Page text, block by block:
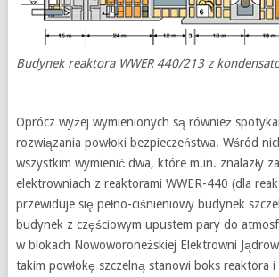
Budynek reaktora WWER 440/213 z
Oprócz wyżej wymienionych są również
rozwiązania powłoki bezpieczeństwa. Wśród
wszystkim wymienić dwa, które m.in. znalazły
elektrowniach z reaktorami WWER-440 (dla
przewiduje się pełno-ciśnieniowy budynek
budynek z częściowym upustem pary do
w blokach Nowoworoneżskiej Elektrowni
takim powłokę szczelną stanowi boks reaktora